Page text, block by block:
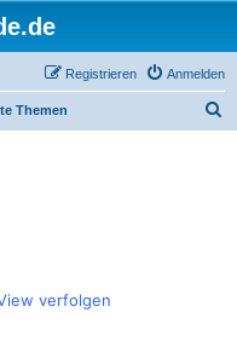
Anmelden
Registrieren
Themen
verfolgen